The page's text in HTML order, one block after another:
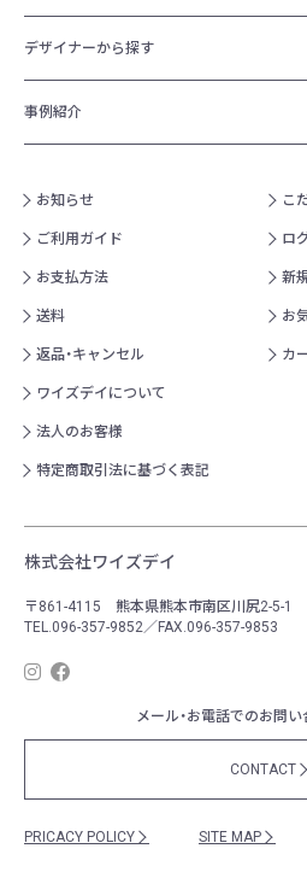
デザイナーから探す
事例紹介
お知らせ
ご利用ガイド
お支払方法
送料
返品・キャンセル
ワイズデイについて
法人のお客様
特定商取引法に基づく表記
こ
ロ
新
お
カ
株式会社ワイズデイ
〒861-4115 熊本県熊本市南区川尻2-5-1
TEL.096-357-9852／FAX.096-357-9853
メール・お電話でのお問
CONTACT
PRICACY POLICY SITE MAP